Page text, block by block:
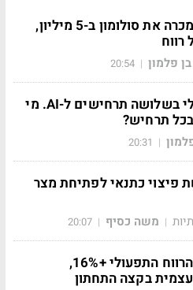
טוטנהאם מכרה את סולומון ב-5 מיליון,
רווח
בן פלמון |
20:54
מורגן סטנלי בשלושה תרחישים ל-AI. מי
תרחיש?
|
20:31
פיצוי כתנאי לפתיחת מצר
| משה כסיף |
20:07
ברקשייר: הרווח התפעולי +16%,
בקצה התחתון